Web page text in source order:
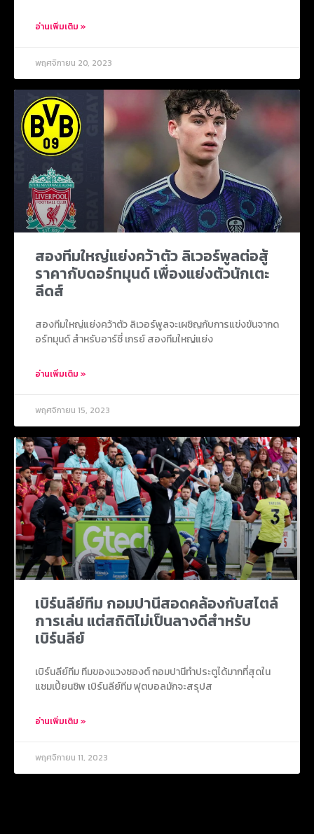
อ่านเพิ่มเติม »
พฤศจิกายน 20, 2023
สองทีมใหญ่แย่งคว้าตัว ลิเวอร์พูลต่อสู้
ราคากับดอร์ทมุนด์ เพื่องแย่งตัวนักเตะ
ลีดส์
สองทีมใหญ่แย่งคว้าตัว ลิเวอร์พูลจะเผชิญกับการแข่งขันจากด
อร์ทมุนด์ สำหรับอาร์ชี่ เกรย์ สองทีมใหญ่แย่ง
อ่านเพิ่มเติม »
พฤศจิกายน 15, 2023
เบิร์นลีย์ทีม กอมปานีสอดคล้องกับสไตล์
การเล่น แต่สถิติไม่เป็นลางดีสำหรับ
เบิร์นลีย์
เบิร์นลีย์ทีม ทีมของแวงซองต์ กอมปานีทำประตูได้มากที่สุดใน
แชมเปี้ยนชิพ เบิร์นลีย์ทีม ฟุตบอลมักจะสรุปส
อ่านเพิ่มเติม »
พฤศจิกายน 11, 2023